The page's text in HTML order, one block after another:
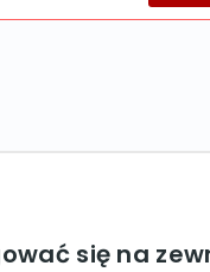
się na